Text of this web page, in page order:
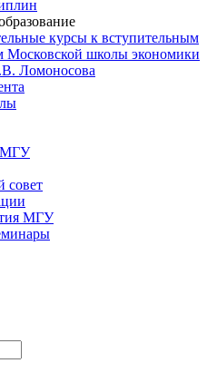
курсы к вступительным
Московской школы экономики
Ломоносова
МГУ
совет
МГУ